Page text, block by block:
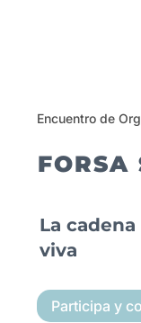
Encuentro de
FORSA
La
viva
Participa y